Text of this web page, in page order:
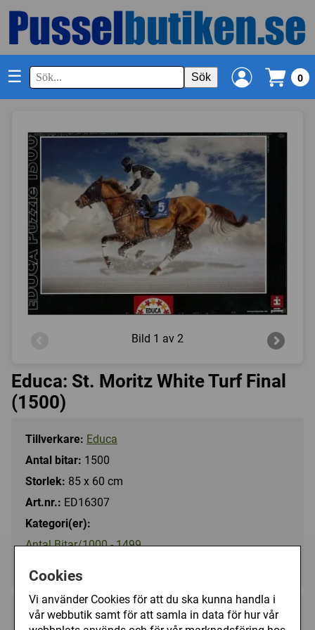
Cookies
Vi använder Cookies för att du ska kunna handla i
vår webbutik samt för att samla in data för hur vår
☰ Sök 0
Bild 1 av 2
Educa: St. Moritz White Turf Final
(1500)
Tillverkare: Educa
Antal bitar: 1500
Storlek: 85 x 60 cm
Art.nr.: ED16307
Kategori(er):
Antal Bitar/1000 - 1499
249 kr